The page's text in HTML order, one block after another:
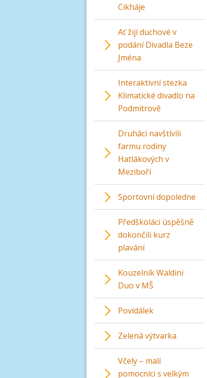
Cikháje
Ať žijí duchové v
podání Divadla Beze
Jména
Interaktivní stezka
Klimatické divadlo na
Podmitrově
Druháci navštívili
farmu rodiny
Hatlákových v
Meziboří
Sportovní dopoledne
Předškoláci úspěšně
dokončili kurz
plavání
Kouzelník Waldini
Duo v MŠ
Povídálek
Zelená výtvarka
Včely – malí
pomocníci s velkým